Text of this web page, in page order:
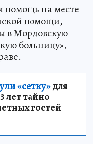
помощь на месте
помощи,
в Мордовскую
больницу», —
«сетку»для
лет тайно
гостей